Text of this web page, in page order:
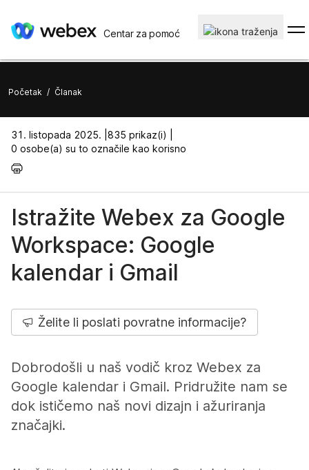
Centar za pomoć
Početak / Članak
31. listopada 2025. | 835 prikaz(i) |
0 osobe(a) su to označile kao korisno
Istražite Webex za Google
Workspace: Google
kalendar i Gmail
Želite li poslati povratne informacije?
Dobrodošli u naš vodič kroz Webex za
Google kalendar i Gmail. Pridružite nam se
dok ističemo naš novi dizajn i ažuriranja
značajki.